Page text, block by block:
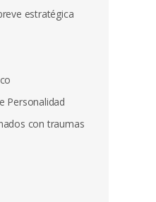
estratégica
Personalidad
con traumas